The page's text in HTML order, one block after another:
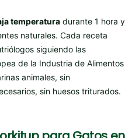
temperatura durante 1 hora y
naturales. Cada receta
siguiendo las
de la Industria de Alimentos
animales, sin
sin huesos triturados.